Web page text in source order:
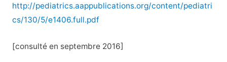
http://pediatrics.aappublications.org/content/pediatri
cs/130/5/e1406.full.pdf
[consulté en septembre 2016]